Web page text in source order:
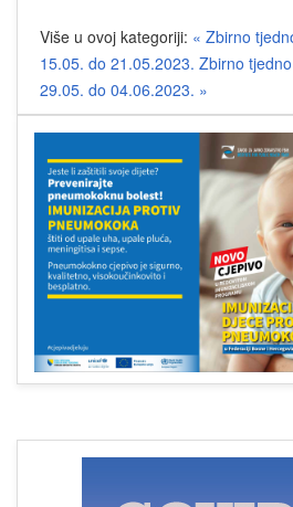
Više u ovoj kategoriji: « Zbirno
15.05. do 21.05.2023. Zbirno
29.05. do 04.06.2023. »